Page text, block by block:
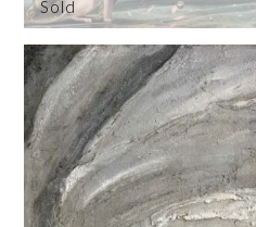
Sold